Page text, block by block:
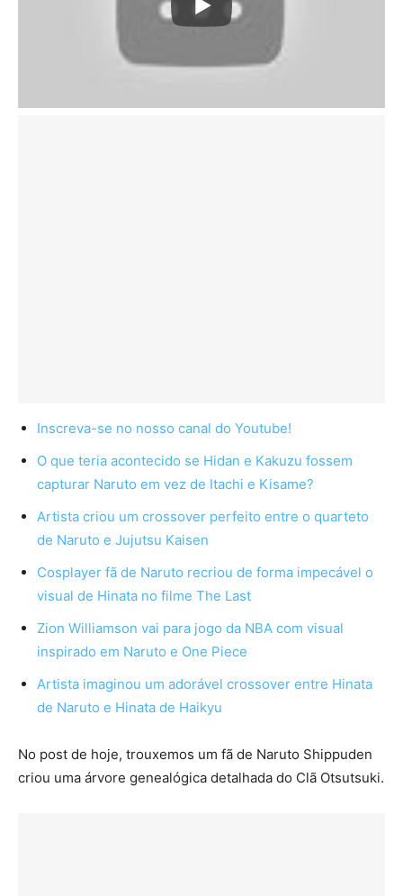
Inscreva-se no nosso canal do Youtube!
O que teria acontecido se Hidan e Kakuzu fossem
capturar Naruto em vez de Itachi e Kisame?
Artista criou um crossover perfeito entre o quarteto
de Naruto e Jujutsu Kaisen
Cosplayer fã de Naruto recriou de forma impecável o
visual de Hinata no filme The Last
Zion Williamson vai para jogo da NBA com visual
inspirado em Naruto e One Piece
Artista imaginou um adorável crossover entre Hinata
de Naruto e Hinata de Haikyu
No post de hoje, trouxemos um fã de Naruto Shippuden
criou uma árvore genealógica detalhada do Clã Otsutsuki.